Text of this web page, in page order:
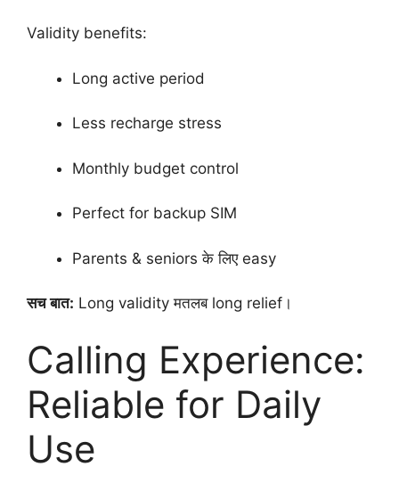
Validity benefits:
Long active period
Less recharge stress
Monthly budget control
Perfect for backup SIM
Parents & seniors के लिए easy
सच बात: Long validity मतलब long relief।
Calling Experience:
Reliable for Daily
Use